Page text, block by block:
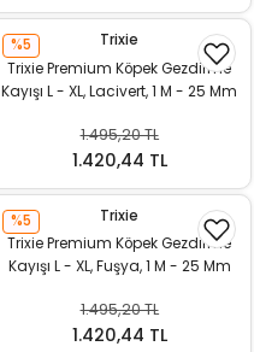
%5
Trixie
Trixie Premium Köpek Gezdirme
Kayışı L - XL, Lacivert, 1 M - 25 Mm
1.495,20 TL
1.420,44 TL
%5
Trixie
Trixie Premium Köpek Gezdirme
Kayışı L - XL, Fuşya, 1 M - 25 Mm
1.495,20 TL
1.420,44 TL